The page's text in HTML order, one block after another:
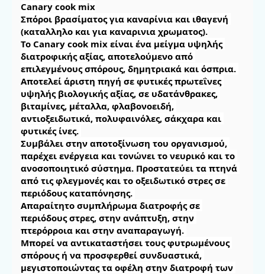
Canary cook mix
Σπόροι βρασίματος για καναρίνια και ιθαγενή
(καταλληλο και για καναρινια χρωματος).
Το Canary cook mix είναι ένα μείγμα υψηλής
διατροφικής αξίας, αποτελούμενο από
επιλεγμένους σπόρους, δημητριακά και όσπρια.
Αποτελεί άριστη πηγή σε φυτικές πρωτεΐνες
υψηλής βιολογικής αξίας, σε υδατάνθρακες,
βιταμίνες, μέταλλα, φλαβονοειδή,
αντιοξειδωτικά, πολυφαινόλες, σάκχαρα και
φυτικές ίνες.
Συμβάλει στην αποτοξίνωση του οργανισμού,
παρέχει ενέργεια και τονώνει το νευρικό και το
ανοσοποιητικό σύστημα. Προστατεύει τα πτηνά
από τις φλεγμονές και το οξειδωτικό στρες σε
περιόδους καταπόνησης.
Απαραίτητο συμπλήρωμα διατροφής σε
περιόδους στρες, στην ανάπτυξη, στην
πτερόρροια και στην αναπαραγωγή.
Μπορεί να αντικαταστήσει τους φυτρωμένους
σπόρους ή να προσφερθεί συνδυαστικά,
μεγιστοποιώντας τα οφέλη στην διατροφή των